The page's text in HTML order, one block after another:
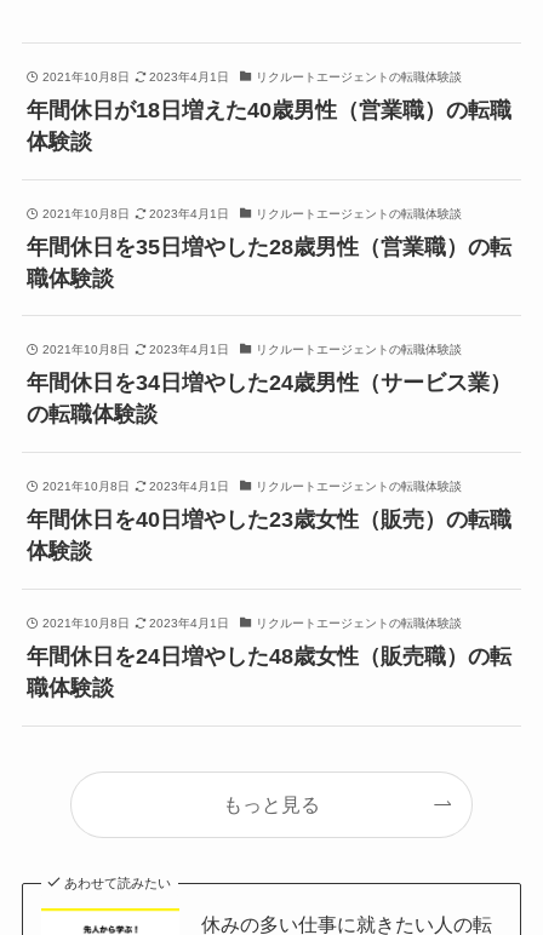
2021年10月8日 2023年4月1日 リクルートエージェントの転職体験談
年間休日が18日増えた40歳男性（営業職）の転職
体験談
2021年10月8日 2023年4月1日 リクルートエージェントの転職体験談
年間休日を35日増やした28歳男性（営業職）の転
職体験談
2021年10月8日 2023年4月1日 リクルートエージェントの転職体験談
年間休日を34日増やした24歳男性（サービス業）
の転職体験談
2021年10月8日 2023年4月1日 リクルートエージェントの転職体験談
年間休日を40日増やした23歳女性（販売）の転職
体験談
2021年10月8日 2023年4月1日 リクルートエージェントの転職体験談
年間休日を24日増やした48歳女性（販売職）の転
職体験談
もっと見る
あわせて読みたい
休みの多い仕事に就きたい人の転